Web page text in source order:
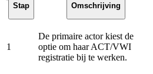
Stap Omschrijving
1
De primaire actor kiest de
optie om haar ACT/VWI
registratie bij te werken.